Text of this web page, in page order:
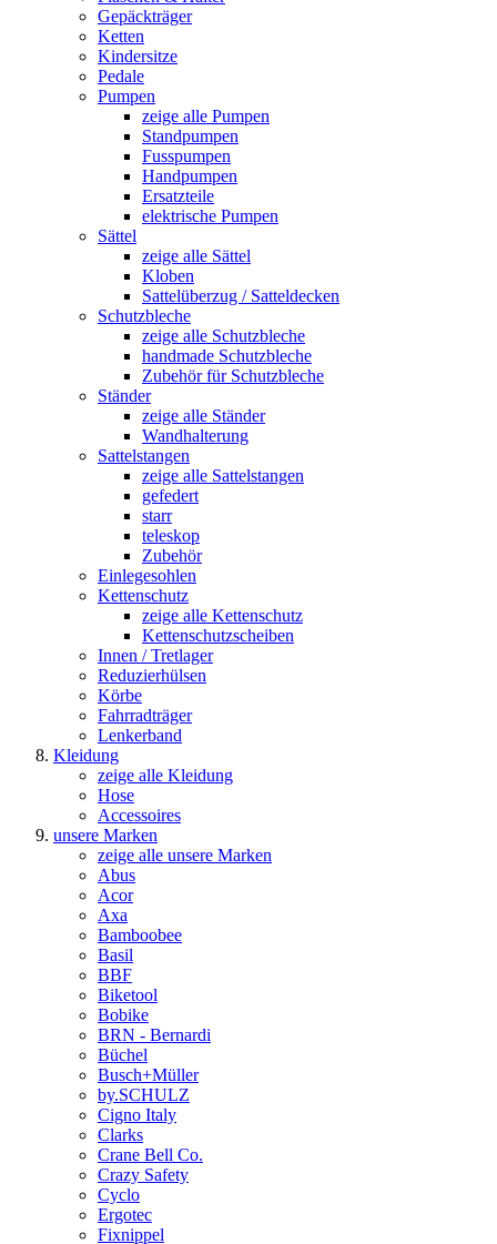
Gepäckträger
Ketten
Kindersitze
Pedale
Pumpen
zeige alle Pumpen
Standpumpen
Fusspumpen
Handpumpen
Ersatzteile
elektrische Pumpen
Sättel
zeige alle Sättel
Kloben
Sattelüberzug / Satteldecken
Schutzbleche
zeige alle Schutzbleche
handmade Schutzbleche
Zubehör für Schutzbleche
Ständer
zeige alle Ständer
Wandhalterung
Sattelstangen
zeige alle Sattelstangen
gefedert
starr
teleskop
Zubehör
Einlegesohlen
Kettenschutz
zeige alle Kettenschutz
Kettenschutzscheiben
Innen / Tretlager
Reduzierhülsen
Körbe
Fahrradträger
Lenkerband
Kleidung
zeige alle Kleidung
Hose
Accessoires
unsere Marken
zeige alle unsere Marken
Abus
Acor
Axa
Bamboobee
Basil
BBF
Biketool
Bobike
BRN - Bernardi
Büchel
Busch+Müller
by.SCHULZ
Cigno Italy
Clarks
Crane Bell Co.
Crazy Safety
Cyclo
Ergotec
Fixnippel